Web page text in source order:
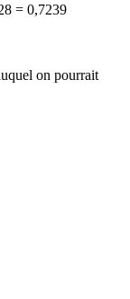
= 0,7239
on pourrait